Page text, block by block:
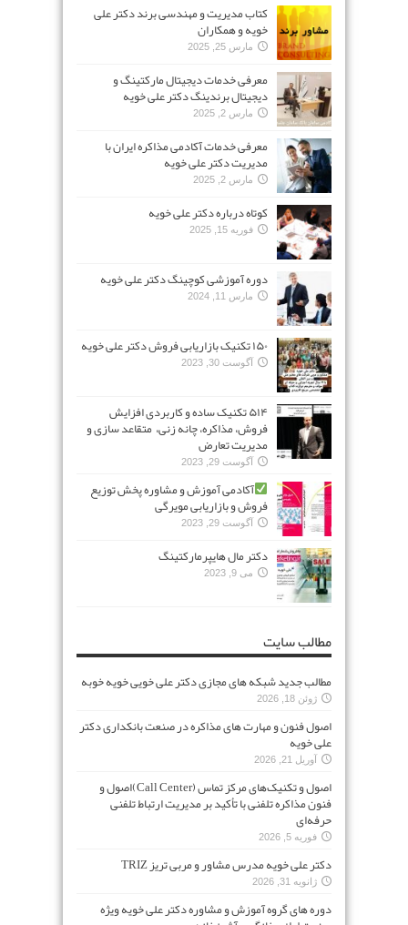
کتاب مدیریت و مهندسی برند دکتر علی
خویه و همکاران
مارس 25, 2025
معرفی خدمات دیجیتال مارکتینگ و
دیجیتال برندینگ دکتر علی خویه
مارس 2, 2025
معرفی خدمات آکادمی مذاکره ایران با
مدیریت دکتر علی خویه
مارس 2, 2025
کوتاه درباره دکتر علی خویه
فوریه 15, 2025
دوره آموزشی کوچینگ دکتر علی خویه
مارس 11, 2024
۱۵۰ تکنیک بازاریابی فروش دکتر علی خویه
آگوست 30, 2023
۵۱۴ تکنیک ساده و کاربردی افزایش
فروش، مذاکره، چانه زنی، متقاعد سازی و
مدیریت تعارض
آگوست 29, 2023
آکادمی آموزش و مشاوره پخش توزیع
فروش و بازاریابی مویرگی
آگوست 29, 2023
دکتر مال هایپرمارکتینگ
می 9, 2023
مطالب سایت
مطالب جدید شبکه های مجازی دکتر علی خویی خویه خوبه
ژوئن 18, 2026
اصول فنون و مهارت های مذاکره در صنعت بانکداری دکتر
علی خویه
آوریل 21, 2026
اصول و تکنیک‌های مرکز تماس (Call Center)اصول و
فنون مذاکره تلفنی با تأکید بر مدیریت ارتباط تلفنی
حرفه‌ای
فوریه 5, 2026
دکتر علی خویه مدرس مشاور و مربی تریز TRIZ
ژانویه 31, 2026
دوره های گروه آموزش و مشاوره دکتر علی خویه ویژه